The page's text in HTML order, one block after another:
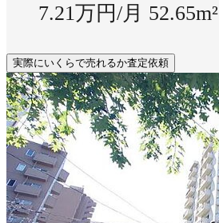
7.21万円/月 52.65m²
実際にいくらで売れるか査定依頼